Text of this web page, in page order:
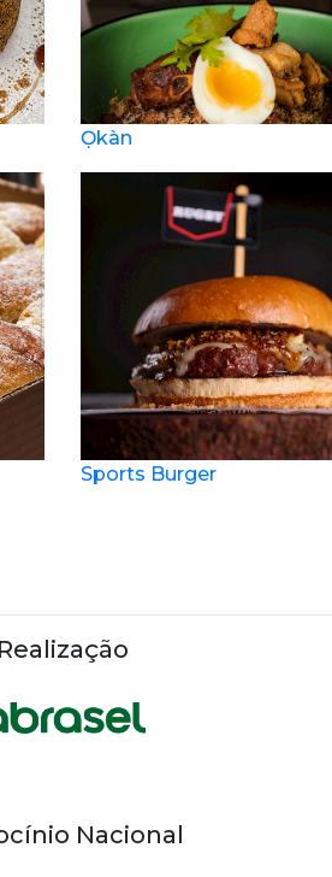
Ọkàn
Sports Burger
Realização
Nacional